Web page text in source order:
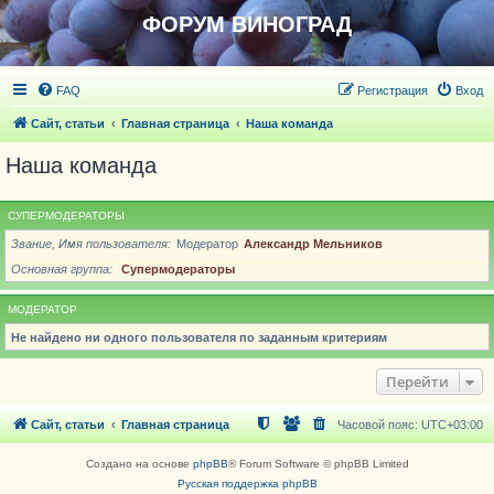
ФОРУМ ВИНОГРАД
FAQ Вход
Регистрация
Сайт, статьи Главная страница Наша команда
Наша команда
СУПЕРМОДЕРАТОРЫ
Звание, Имя пользователя Модератор Александр Мельников
Основная группа
Супермодераторы
МОДЕРАТОР
Не найдено ни одного пользователя по заданным критериям
Перейти
Сайт, статьи Главная страница Часовой пояс: UTC+03:00
Создано на основе phpBB® Forum Software © phpBB Limited
Русская поддержка phpBB